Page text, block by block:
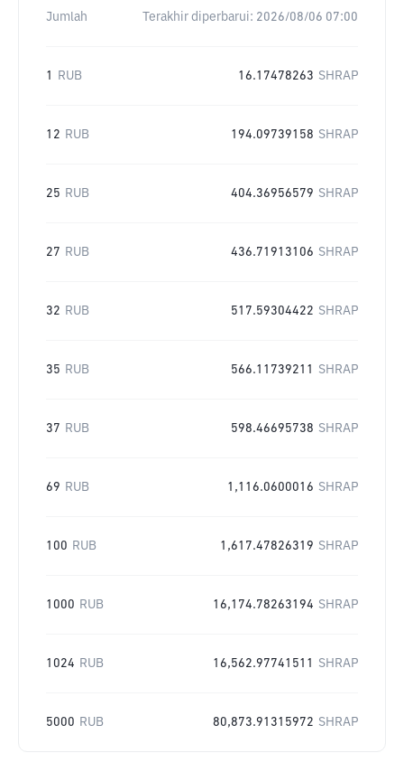
Jumlah Terakhir diperbarui: 2026/08/06 07:00
1 RUB 16.17478263 SHRAP
12 RUB 194.09739158 SHRAP
25 RUB 404.36956579 SHRAP
27 RUB 436.71913106 SHRAP
32 RUB 517.59304422 SHRAP
35 RUB 566.11739211 SHRAP
37 RUB 598.46695738 SHRAP
69 RUB 1,116.0600016 SHRAP
100 RUB 1,617.47826319 SHRAP
1000 RUB 16,174.78263194 SHRAP
1024 RUB 16,562.97741511 SHRAP
5000 RUB 80,873.91315972 SHRAP